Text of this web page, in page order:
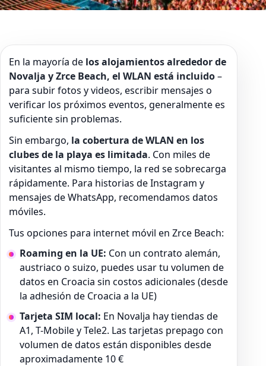
En la mayoría de los alojamientos alrededor de
Novalja y Zrce Beach, el WLAN está incluido–
para subir fotos y videos, escribir mensajes o
verificar los próximos eventos, generalmente es
suficiente sin problemas.
Sin embargo, la cobertura de WLAN en los
clubes de la playa es limitada. Con miles de
visitantes al mismo tiempo, la red se sobrecarga
rápidamente. Para historias de Instagram y
mensajes de WhatsApp, recomendamos datos
móviles.
Tus opciones para internet móvil en Zrce Beach:
Roaming en la UE: Con un contrato alemán,
austriaco o suizo, puedes usar tu volumen de
datos en Croacia sin costos adicionales (desde
la adhesión de Croacia a la UE)
Tarjeta SIM local: En Novalja hay tiendas de
A1, T-Mobile y Tele2. Las tarjetas prepago con
volumen de datos están disponibles desde
aproximadamente 10 €